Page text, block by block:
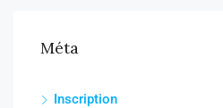
Méta
Inscription